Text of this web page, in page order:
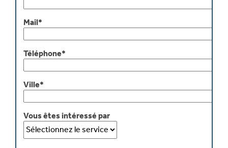
Mail*
Téléphone*
Ville*
Vous êtes intéressé par